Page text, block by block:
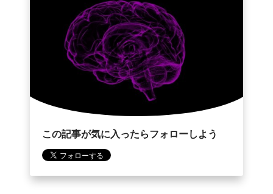
この記事が気に入ったらフォローしよう